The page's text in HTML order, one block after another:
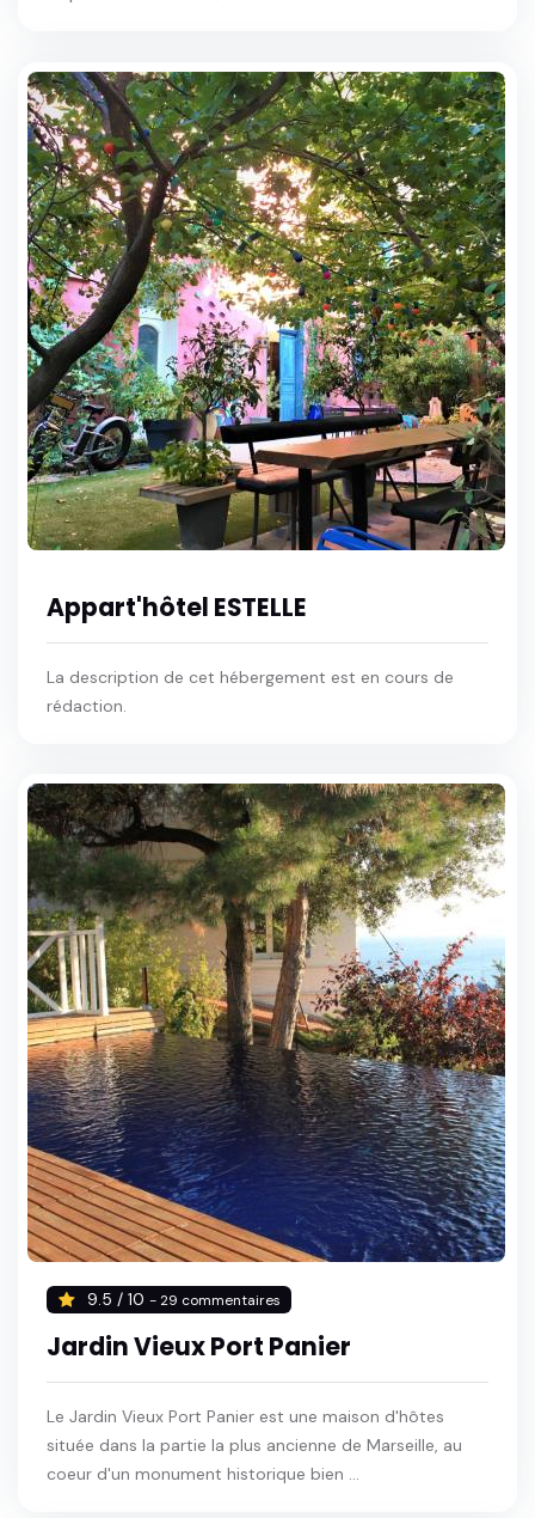
Appart'hôtel ESTELLE
La description de cet hébergement est en cours de
rédaction.
9.5 / 10 - 29 commentaires
Jardin Vieux Port Panier
Le Jardin Vieux Port Panier est une maison d'hôtes
située dans la partie la plus ancienne de Marseille, au
coeur d'un monument historique bien ...